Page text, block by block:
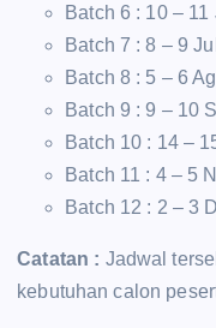
Batch 6 : 10 –
Batch 7 : 8 – 9
Batch 8 : 5 – 6
Batch 9 : 9 – 10
Batch 10 : 14 –
Batch 11 : 4 – 5
Batch 12 : 2 – 3
Catatan : Jadwal
kebutuhan calon